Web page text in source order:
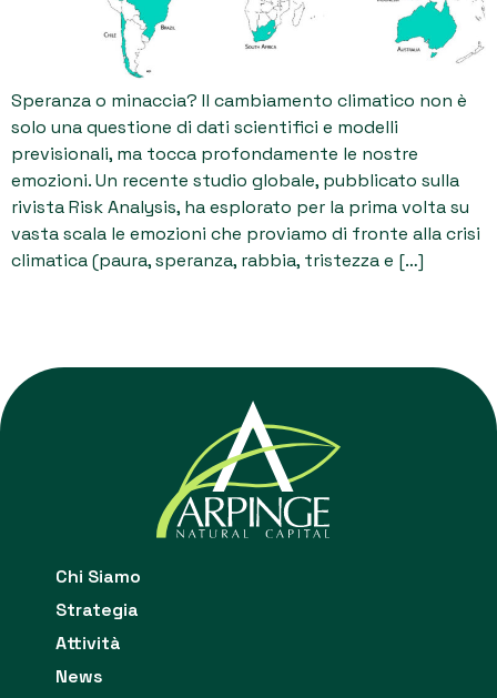
Speranza o minaccia? Il cambiamento climatico non è
solo una questione di dati scientifici e modelli
previsionali, ma tocca profondamente le nostre
emozioni. Un recente studio globale, pubblicato sulla
rivista Risk Analysis, ha esplorato per la prima volta su
vasta scala le emozioni che proviamo di fronte alla crisi
climatica (paura, speranza, rabbia, tristezza e […]
Chi Siamo
Strategia
Attività
News